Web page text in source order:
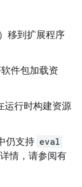
移到扩展程序
件包加载资
运行时构建资源
仍支持 eval
情，请参阅有